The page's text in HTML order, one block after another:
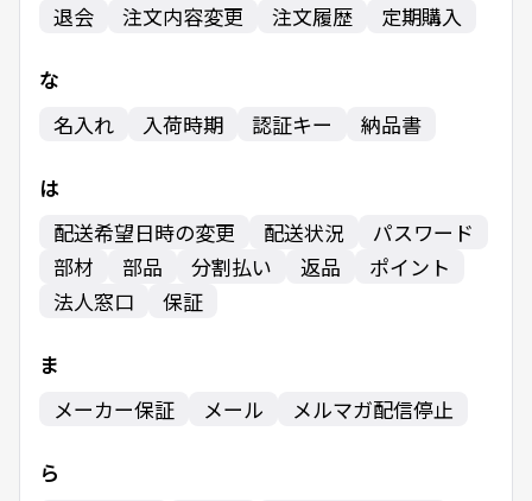
退会
注文内容変更 注文履歴 定期購入
な
名入れ
入荷時期 認証キー 納品書
は
配送希望日時の変更
配送状況
パスワード
部材
部品 分割払い 返品
ポイント
法人窓口
保証
ま
メーカー保証
メール メルマガ配信停止
ら